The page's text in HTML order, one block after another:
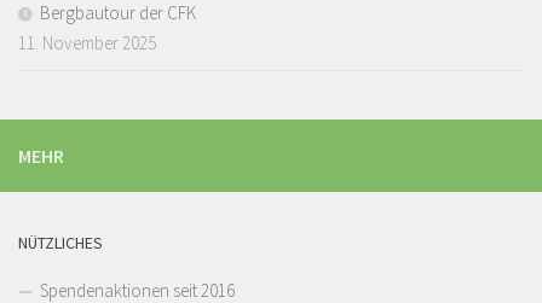
Bergbautour der CFK
11. November 2025
MEHR
NÜTZLICHES
Spendenaktionen seit 2016